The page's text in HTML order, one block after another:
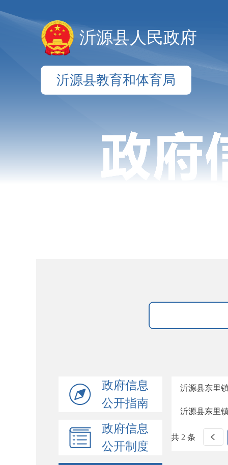
沂源县人民政府
沂源县教育和体育局
政府信息
公开指南
政府信息
公开制度
沂源县东里
沂源县东里
共 2 条